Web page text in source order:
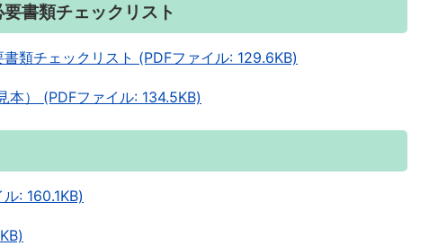
書類チェックリスト
類チェックリスト (PDFファイル: 129.6KB)
本） (PDFファイル: 134.5KB)
: 160.1KB)